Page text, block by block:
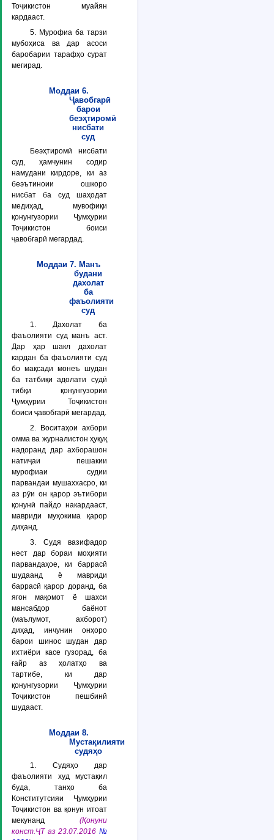
Тоҷикистон муайян
кардааст.
5. Мурофиа ба тарзи
мубоҳиса ва дар асоси
баробарии тарафҳо сурат
мегирад.
Моддаи 6.
Ҷавобгарӣ
барои
беэҳтиромӣ
нисбати
суд
Беэҳтиромӣ нисбати
суд, ҳамчунин содир
намудани кирдоре, ки аз
беэътиноии ошкоро
нисбат ба суд шаҳодат
медиҳад, мувофиқи
қонунгузории Ҷумҳурии
Тоҷикистон боиси
ҷавобгарӣ мегардад.
Моддаи 7. Манъ
будани
дахолат
ба
фаъолияти
суд
1. Дахолат ба
фаъолияти суд манъ аст.
Дар ҳар шакл дахолат
кардан ба фаъолияти суд
бо мақсади монеъ шудан
ба татбиқи адолати судӣ
тибқи қонунгузории
Ҷумҳурии Тоҷикистон
боиси ҷавобгарӣ мегардад.
2. Воситаҳои ахбори
омма ва журналистон ҳуқуқ
надоранд дар ахборашон
натиҷаи пешакии
мурофиаи судии
парвандаи мушаххасро, ки
аз рӯи он қарор эътибори
қонунӣ пайдо накардааст,
мавриди муҳокима қарор
диҳанд.
3. Судя вазифадор
нест дар бораи моҳияти
парвандаҳое, ки баррасӣ
шудаанд ё мавриди
баррасӣ қарор доранд, ба
ягон мақомот ё шахси
мансабдор баёнот
(маълумот, ахборот)
диҳад, инчунин онҳоро
барои шинос шудан дар
ихтиёри касе гузорад, ба
ғайр аз ҳолатҳо ва
тартибе, ки дар
қонунгузории Ҷумҳурии
Тоҷикистон пешбинӣ
шудааст.
Моддаи 8.
Мустақилияти
судяҳо
1. Судяҳо дар
фаъолияти худ мустақил
буда, танҳо ба
Конститутсияи Ҷумҳурии
Тоҷикистон ва қонун итоат
мекунанд (Қонуни
конст.ҶТ аз 23.07.2016 №